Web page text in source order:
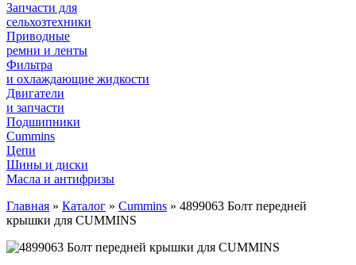
Запчасти для
сельхозтехники
Приводные
ремни и ленты
Фильтра
и охлаждающие жидкости
Двигатели
и запчасти
Подшипники
Cummins
Цепи
Шины и диски
Масла и антифризы
Главная » Каталог » Cummins » 4899063 Болт передней
крышки для CUMMINS